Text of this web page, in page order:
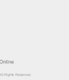
Rights Reserved.